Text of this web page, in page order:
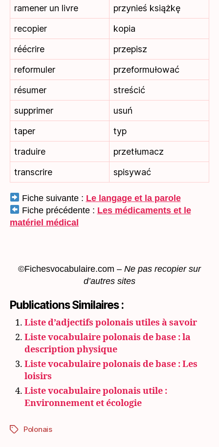
ramener un livre
przynieś książkę
recopier
kopia
réécrire
przepisz
reformuler
przeformułować
résumer
streścić
supprimer
usuń
taper
typ
traduire
przetłumacz
transcrire
spisywać
Fiche suivante : Le langage et la parole
Fiche précédente : Les médicaments et le
matériel médical
©Fichesvocabulaire.com – Ne pas recopier sur
d’autres sites
Publications Similaires :
Liste d’adjectifs polonais utiles à savoir
Liste vocabulaire polonais de base : la
description physique
Liste vocabulaire polonais de base : Les
loisirs
Liste vocabulaire polonais utile :
Environnement et écologie
Étiquettes
Polonais